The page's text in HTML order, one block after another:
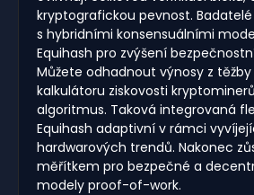
kryptografickou pevnost.
s hybridními konsensuálními
Equihash pro zvýšení
Můžete odhadnout výnosy z
kalkulátoru ziskovosti
algoritmus. Taková integrovaná
Equihash adaptivní v rámci
hardwarových trendů. Nakonec
měřítkem pro bezpečné a
modely proof-of-work.